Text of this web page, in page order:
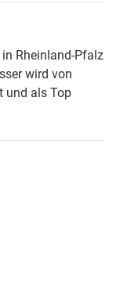
Rheinland-Pfalz
wird von
und als Top